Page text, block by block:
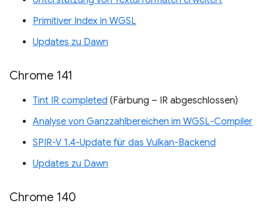
Primitiver Index in WGSL
Updates zu Dawn
Chrome 141
Tint IR completed (Färbung – IR abgeschlossen)
Analyse von Ganzzahlbereichen im WGSL-Compiler
SPIR-V 1.4-Update für das Vulkan-Backend
Updates zu Dawn
Chrome 140